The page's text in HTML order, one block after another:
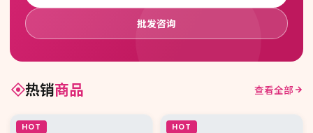
批发咨询
热销商品 查看全部
HOT HOT